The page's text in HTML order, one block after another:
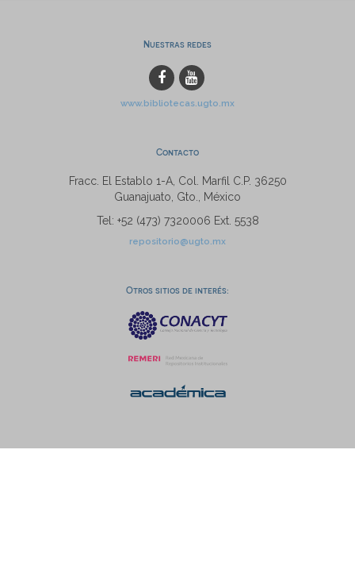
Nuestras redes
www.bibliotecas.ugto.mx
Contacto
Fracc. El Establo 1-A, Col. Marfil C.P. 36250
Guanajuato, Gto., México
Tel: +52 (473) 7320006 Ext. 5538
repositorio@ugto.mx
Otros sitios de interés: